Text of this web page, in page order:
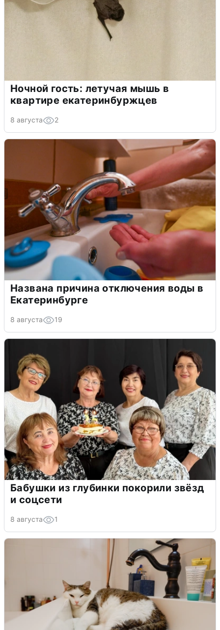
Ночной гость: летучая мышь в
квартире екатеринбуржцев
8 августа 2
Названа причина отключения воды в
Екатеринбурге
8 августа 19
Бабушки из глубинки покорили звёзд
и соцсети
8 августа 1